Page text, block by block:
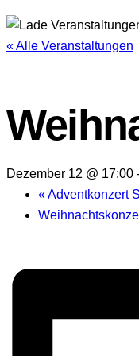
« Alle Veranstaltungen
Dezember 12 @ 17:00
«Adventkonzert